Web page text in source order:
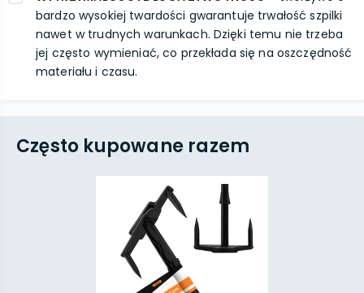
bardzo wysokiej twardości gwarantuje trwałość szpilki
nawet w trudnych warunkach. Dzięki temu nie trzeba
jej często wymieniać, co przekłada się na oszczędność
materiału i czasu.
Często kupowane razem